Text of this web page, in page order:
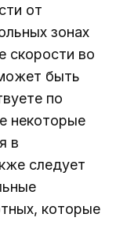
от
зонах
скорости во
быть
по
некоторые
в
следует
которые